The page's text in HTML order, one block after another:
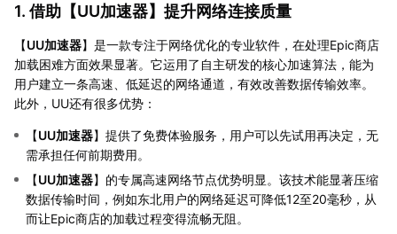
1. 借助【UU加速器】提升网络连接质量
【UU加速器】是一款专注于网络优化的专业软件，在处理Epic商店
加载困难方面效果显著。它运用了自主研发的核心加速算法，能为
用户建立一条高速、低延迟的网络通道，有效改善数据传输效率。
此外，UU还有很多优势：
【UU加速器】提供了免费体验服务，用户可以先试用再决定，无
需承担任何前期费用。
【UU加速器】的专属高速网络节点优势明显。该技术能显著压缩
数据传输时间，例如东北用户的网络延迟可降低12至20毫秒，从
而让Epic商店的加载过程变得流畅无阻。